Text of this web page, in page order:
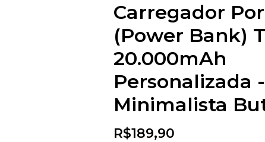
Carregador
(Power Bank)
20.000mAh
Personalizada -
Minimalista
R$189,90